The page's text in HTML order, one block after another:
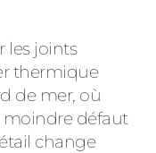
les joints
thermique
de mer, où
moindre défaut
change